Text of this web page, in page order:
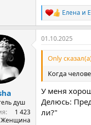
Р
е
а
к
ц
и
Елена и
душ
1 423
Женщина
01.10.2025
Only
Когда
У меня
Делюсь:
ли?"